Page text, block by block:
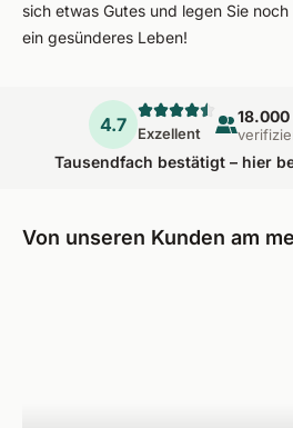
sich etwas Gutes und legen Sie
ein gesünderes Leben!
4.7 Exzellent
18.000
Tausendfach bestätigt – hier
Von unseren Kunden am